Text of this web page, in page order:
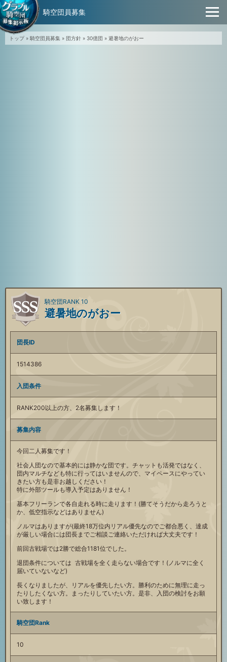
トップ» 騎空団員募集 » 団方針 » 30億団 » 避暑地のがおー
避暑地のがおー
騎空団RANK 10
団長ID
1514386
入団条件
RANK200以上の方、2名募集します！
募集内容
今回二人募集です！
社会人団なので基本的には静かな団です。チャットも活発ではなく、
団内マルチなども特に行ってはいませんので、マイペースにやってい
きたい方も是非お越しください！
特に外部ツールも導入予定はありません！
基本フリーランで各自走れる時に走ります！(勝てそうだから走ろうと
か、低空指示などはありません)
ノルマはありますが(最終18万位内リアル優先なのでご都合悪く、達成
が厳しい場合には団長までご相談ご連絡いただければ大丈夫です！
前回古戦場では2勝で総合1181位でした。
退団条件については 古戦場を全く走らない場合です！(ノルマに全く
届いていないなど)
長くなりましたが、リアルを優先したい方。勝利のために無理に走っ
たりしたくない方。まったりしていたい方。是非、入団の検討をお願
い致します！
騎空団Rank
10
騎空団員募集